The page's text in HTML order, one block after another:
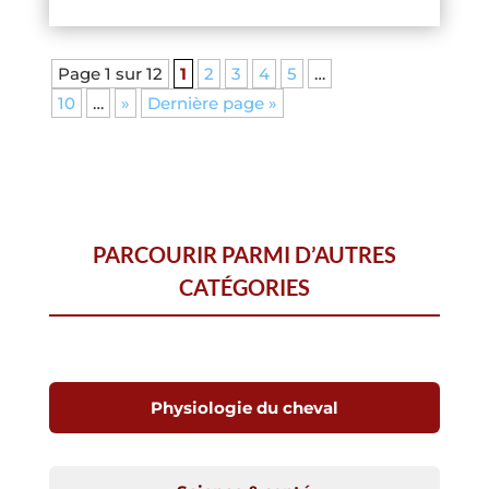
Page 1 sur 12 1 2 3 4 5
…
10
… » Dernière page »
PARCOURIR PARMI D’AUTRES
CATÉGORIES
Physiologie du cheval